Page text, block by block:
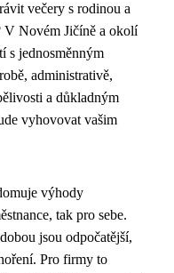
večery s rodinou a
V Novém Jičíně a okolí
s jednosměnným
administrativě,
a důkladným
vyhovovat vašim
výhody
tak pro sebe.
jsou odpočatější,
Pro firmy to